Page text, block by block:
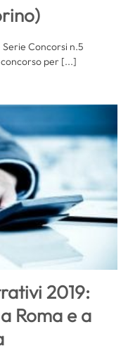
Concorsi n.5
concorso per [...]
2019:
Roma e a